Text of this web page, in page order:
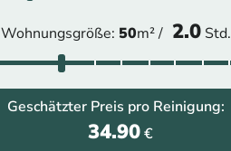
Wohnungsgröße: 50m² / 2.0 Std.
Geschätzter Preis pro Reinigung:
34.90€